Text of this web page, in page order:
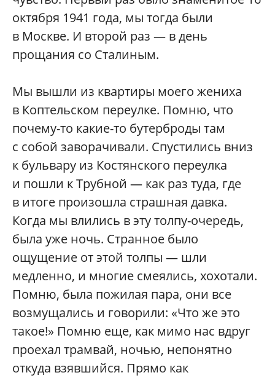
октября 1941 года, мы тогда были
в Москве. И второй раз — в день
прощания со Сталиным.
Мы вышли из квартиры моего жениха
в Коптельском переулке. Помню, что
почему-то какие-то бутерброды там
с собой заворачивали. Спустились вниз
к бульвару из Костянского переулка
и пошли к Трубной — как раз туда, где
в итоге произошла страшная давка.
Когда мы влились в эту толпу-очередь,
была уже ночь. Странное было
ощущение от этой толпы — шли
медленно, и многие смеялись, хохотали.
Помню, была пожилая пара, они все
возмущались и говорили: «Что же это
такое!» Помню еще, как мимо нас вдруг
проехал трамвай, ночью, непонятно
откуда взявшийся. Прямо как